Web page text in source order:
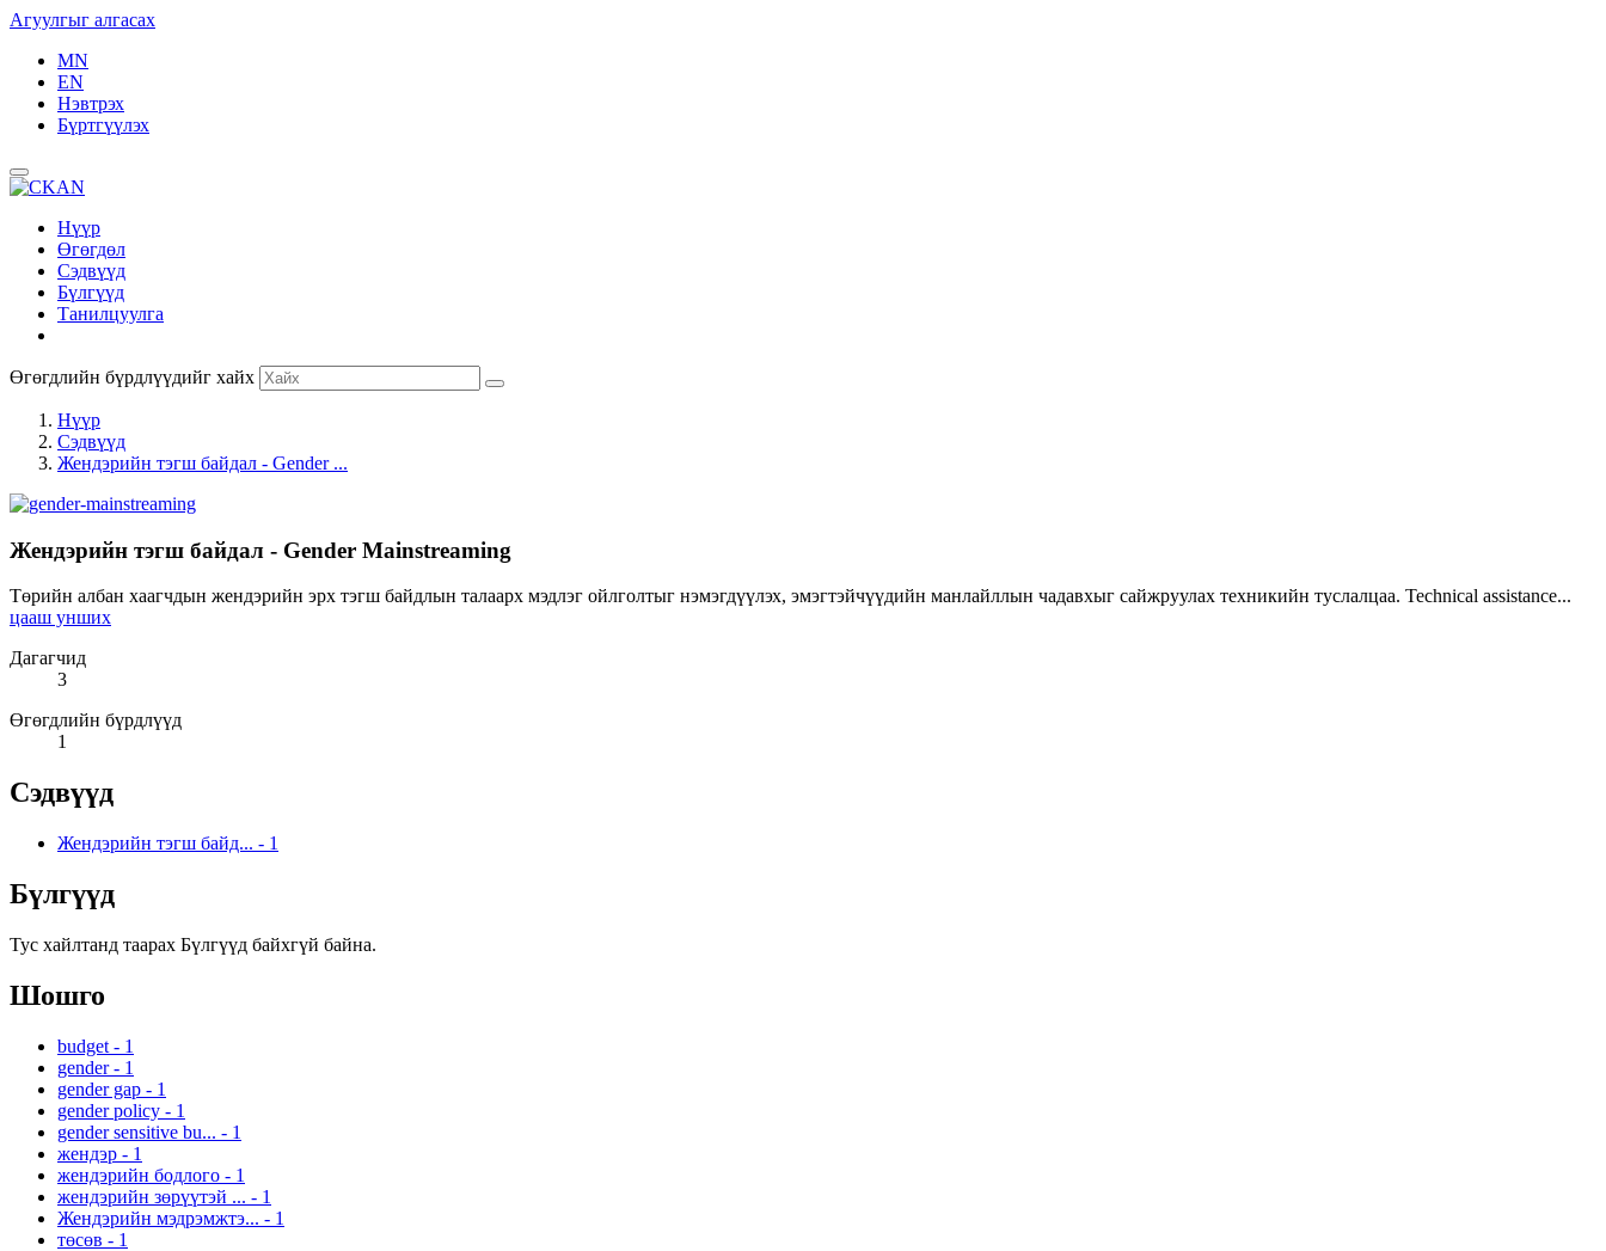
Агуулгыг алгасах
MN
EN
Нэвтрэх
Бүртгүүлэх
Нүүр
Өгөгдөл
Сэдвүүд
Бүлгүүд
Танилцуулга
Өгөгдлийн бүрдлүүдийг хайх
Нүүр
Сэдвүүд
Жендэрийн тэгш байдал - Gender ...
Жендэрийн тэгш байдал - Gender Mainstreaming
Төрийн албан хаагчдын жендэрийн эрх тэгш байдлын талаарх мэдлэг ойлголтыг нэмэгдүүлэх, эмэгтэйчүүдийн манлайллын чадавхыг сайжруулах техникийн туслалцаа. Technical assistance...
цааш унших
Дагагчид
3
Өгөгдлийн бүрдлүүд
1
Сэдвүүд
Жендэрийн тэгш байд... - 1
Бүлгүүд
Тус хайлтанд таарах Бүлгүүд байхгүй байна.
Шошго
budget - 1
gender - 1
gender gap - 1
gender policy - 1
gender sensitive bu... - 1
жендэр - 1
жендэрийн бодлого - 1
жендэрийн зөрүүтэй ... - 1
Жендэрийн мэдрэмжтэ... - 1
төсөв - 1